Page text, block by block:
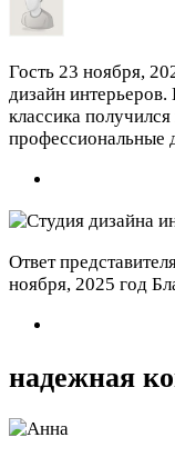
Гость 23 ноября,
дизайн
классика
профессиональные
Ответ
ноября, 2025 год
надежная